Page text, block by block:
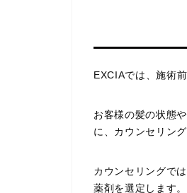
EXCIAでは、施術
お客様の髪の状態
に、カウンセリン
カウンセリングで
薬剤を選定します。